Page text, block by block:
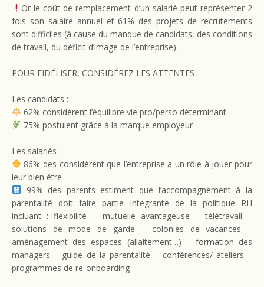
Or le coût de remplacement d’un salarié peut représenter 2
fois son salaire annuel et 61% des projets de recrutements
sont difficiles (à cause du manque de candidats, des conditions
de travail, du déficit d’image de l’entreprise).
POUR FIDÉLISER, CONSIDÉREZ LES ATTENTES
Les candidats :
62% considèrent l’équilibre vie pro/perso déterminant
75% postulent grâce à la marque employeur
Les salariés :
86% des considèrent que l’entreprise a un rôle à jouer pour
leur bien être
99% des parents estiment que l’accompagnement à la
parentalité doit faire partie integrante de la politique RH
incluant : flexibilité – mutuelle avantageuse – télétravail –
solutions de mode de garde – colonies de vacances –
aménagement des espaces (allaitement…) – formation des
managers – guide de la parentalité – conférences/ ateliers –
programmes de re-onboarding